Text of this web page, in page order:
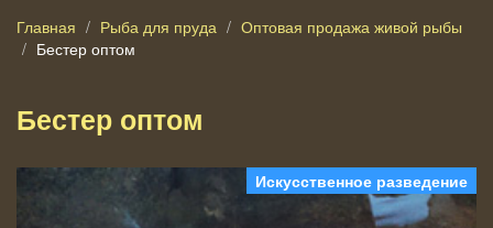
Главная Рыба для пруда
Оптовая продажа живой рыбы
Бестер оптом
Бестер оптом
Искусственное разведение